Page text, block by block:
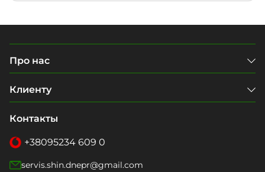
Про нас
Клиенту
Контакты
+38095234 609 0
servis.shin.dnepr@gmail.com